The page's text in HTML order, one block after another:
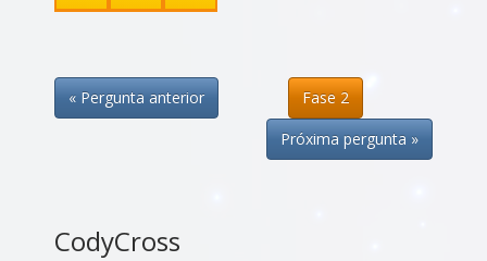
« Pergunta anterior
Fase 2
Próxima pergunta »
CodyCross